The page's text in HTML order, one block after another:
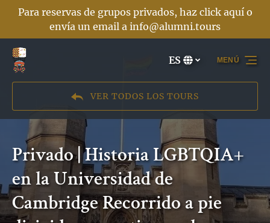
Saltar a la navegación principal
Saltar al contenido
Saltar al pie de página
Para reservas de grupos privados, haz click aquí o
envía un email a info@alumni.tours
Selecciona
tu
ES
VER TODOS LOS TOURS
MENÚ
Privado | Historia LGBTQIA+
en la Universidad de
Cambridge Recorrido a pie